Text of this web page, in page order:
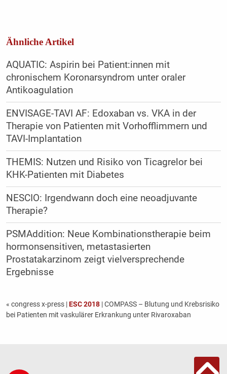
Ähnliche Artikel
AQUATIC: Aspirin bei Patient:innen mit
chronischem Koronarsyndrom unter oraler
Antikoagulation
ENVISAGE-TAVI AF: Edoxaban vs. VKA in der
Therapie von Patienten mit Vorhofflimmern und
TAVI-Implantation
THEMIS: Nutzen und Risiko von Ticagrelor bei
KHK-Patienten mit Diabetes
NESCIO: Irgendwann doch eine neoadjuvante
Therapie?
PSMAddition: Neue Kombinationstherapie beim
hormonsensitiven, metastasierten
Prostatakarzinom zeigt vielversprechende
Ergebnisse
« congress x-press |ESC 2018| COMPASS – Blutung und Krebsrisiko
bei Patienten mit vaskulärer Erkrankung unter Rivaroxaban